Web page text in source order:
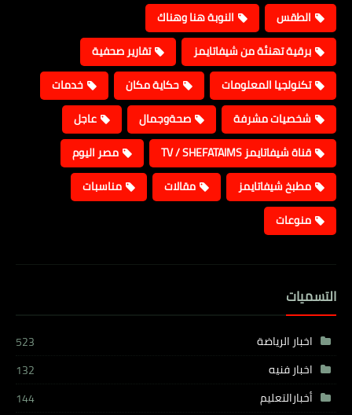
الطقس
النوبة هنا وهناك
برقية تهنئة من شيفاتايمز
تقارير صحفية
تكنولجيا المعلومات
حكاية مكان
خدمات
شخصيات مشرفة
صحةوجمال
عاجل
قناة شيفاتايمز TV / SHEFATAIMS
مصر اليوم
مطبخ شيفاتايمز
مقالات
مناسبات
منوعات
التسميات
اخبار الرياضة
523
اخبار فنيه
132
أخبارالتعليم
144